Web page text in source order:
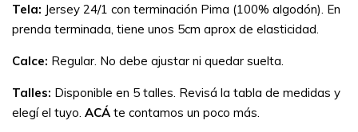
Tela: Jersey 24/1 con terminación Pima (100% algodón). En
prenda terminada, tiene unos 5cm aprox de elasticidad.
Calce: Regular. No debe ajustar ni quedar suelta.
Talles: Disponible en 5 talles. Revisá la tabla de medidas y
elegí el tuyo. ACÁ te contamos un poco más.